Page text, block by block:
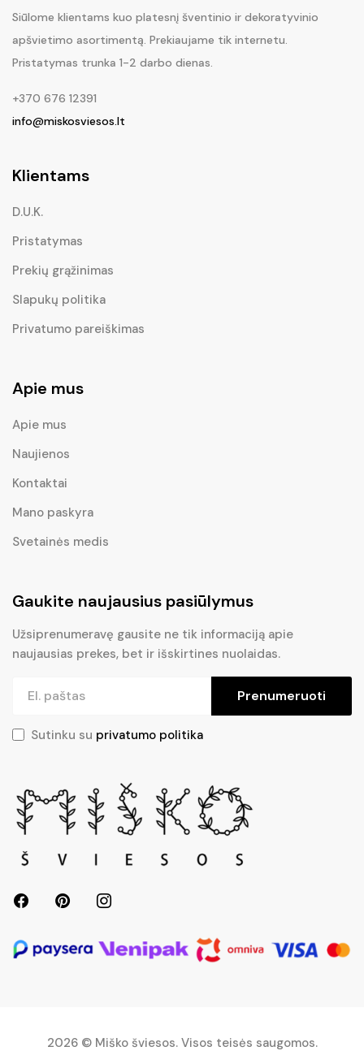
Siūlome klientams kuo platesnį šventinio ir dekoratyvinio
apšvietimo asortimentą. Prekiaujame tik internetu.
Pristatymas trunka 1-2 darbo dienas.
+370 676 12391
info@miskosviesos.lt
Klientams
D.U.K.
Pristatymas
Prekių grąžinimas
Slapukų politika
Privatumo pareiškimas
Apie mus
Apie mus
Naujienos
Kontaktai
Mano paskyra
Svetainės medis
Gaukite naujausius pasiūlymus
Užsiprenumeravę gausite ne tik informaciją apie
naujausias prekes, bet ir išskirtines nuolaidas.
Prenumeruoti
Sutinku su privatumo politika
2026 © Miško šviesos. Visos teisės saugomos.